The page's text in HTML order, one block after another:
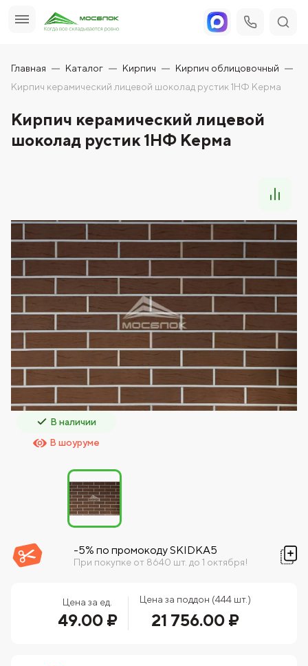
Главная Каталог Кирпич
Кирпич облицовочный
Кирпич керамический лицевой шоколад рустик 1НФ Керма
Кирпич керамический лицевой
шоколад рустик 1НФ Керма
В наличии
В шоуруме
-5% по промокоду SKIDKA5
При покупке от 8640 шт. до 1 октября!
Цена за ед.
49.00 ₽
Цена за поддон (444 шт.)
21 756.00 ₽